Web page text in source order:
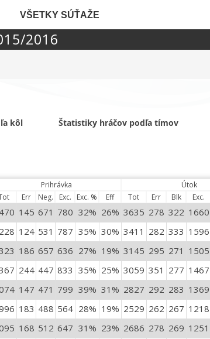
VŠETKY SÚŤAŽE
2016
kôl Štatistiky hráčov podľa tímov
Prihrávka Útok
Err Neg. Exc. Exc. % Eff Tot Err Blk Exc.
145 671 780 32% 26% 3635 278 322 1660
124 531 787 35% 30% 3411 282 333 1596
186 657 636 27% 19% 3145 295 271 1505
244 447 833 35% 25% 3059 351 277 1467
147 471 799 39% 31% 2827 292 283 1369
183 488 564 28% 19% 2529 262 267 1218
168 512 647 31% 23% 2686 278 269 1251